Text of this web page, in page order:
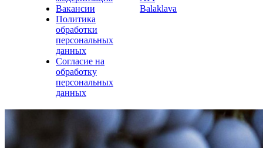
Вакансии
Политика
обработки
персональных
данных
Согласие на
обработку
персональных
данных
Balaklava